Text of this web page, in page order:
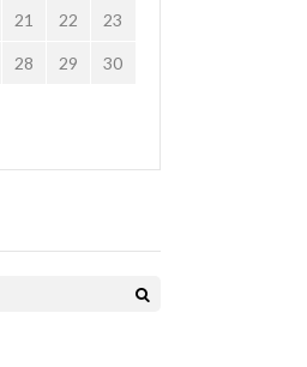
21 22 23
28 29 30